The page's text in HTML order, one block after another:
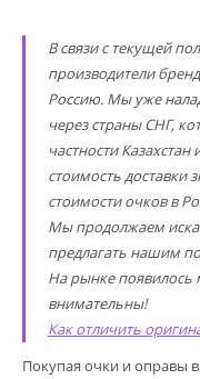
В связи с текущей
производители
Россию. Мы уже
через страны СНГ,
частности
стоимость доставки
стоимости очков в
Мы продолжаем
предлагать нашим
На рынке появилось
внимательны!
Как отличить
Покупая очки и оправы